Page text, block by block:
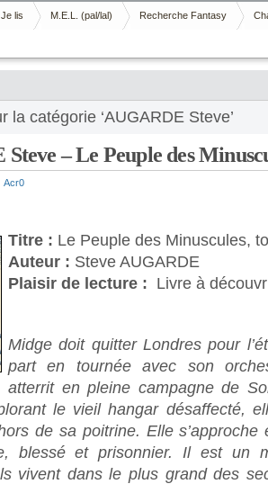
Je lis M.E.L. (pal/lal) Recherche Fantasy
la catégorie ‘AUGARDE Steve’
– Le Peuple des
Acr0
Titre : Le Peuple des Minuscules,
Auteur : Steve AUGARDE
Plaisir de lecture : Livre à
Midge doit quitter Londres pour
part en tournée avec son
atterrit en pleine campagne de
le vieil hangar désaffecté,
de sa poitrine. Elle s’approche
blessé et prisonnier. Il est un
vivent dans le plus grand des